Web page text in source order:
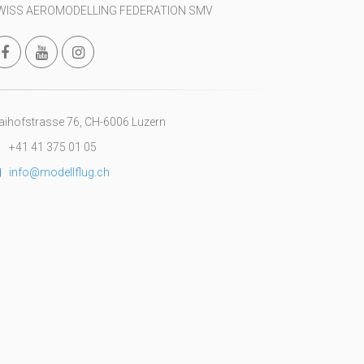
AEROMODELLING FEDERATION SMV
76, CH-6006 Luzern
+41 41 375 01 05
info@modellflug.ch